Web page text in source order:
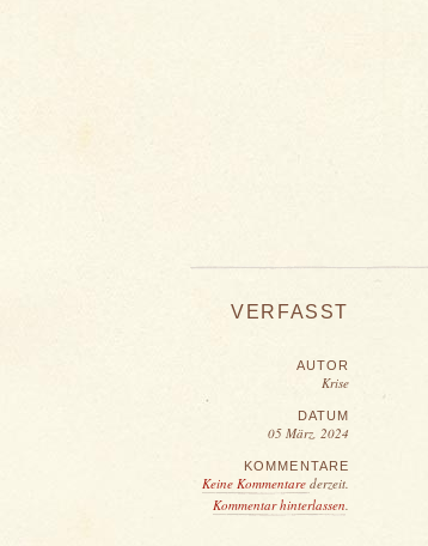
VERFASST
AUTOR
Krise
DATUM
05 März, 2024
KOMMENTARE
Keine Kommentare derzeit.
Kommentar hinterlassen.